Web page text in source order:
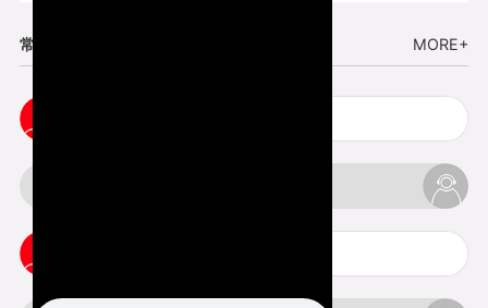
常见问题 MORE+